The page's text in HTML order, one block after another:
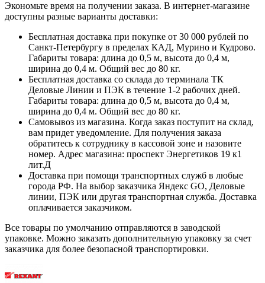
Экономьте время на получении заказа. В интернет-магазине
доступны разные варианты доставки:
Бесплатная доставка при покупке от 30 000 рублей по
Санкт-Петербургу в пределах КАД, Мурино и Кудрово.
Габариты товара: длина до 0,5 м, высота до 0,4 м,
ширина до 0,4 м. Общий вес до 80 кг.
Бесплатная доставка со склада до терминала ТК
Деловые Линии и ПЭК в течение 1-2 рабочих дней.
Габариты товара: длина до 0,5 м, высота до 0,4 м,
ширина до 0,4 м. Общий вес до 80 кг.
Самовывоз из магазина. Когда заказ поступит на склад,
вам придет уведомление. Для получения заказа
обратитесь к сотруднику в кассовой зоне и назовите
номер. Адрес магазина: проспект Энергетиков 19 к1
лит.Д
Доставка при помощи транспортных служб в любые
города РФ. На выбор заказчика Яндекс GO, Деловые
линии, ПЭК или другая транспортная служба. Доставка
оплачивается заказчиком.
Все товары по умолчанию отправляются в заводской
упаковке. Можно заказать дополнительную упаковку за счет
заказчика для более безопасной транспортировки.